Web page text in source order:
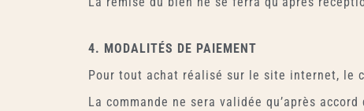
4. MODALITÉS DE PAIEMENT
Pour tout achat réalisé sur le site internet, le
La commande ne sera validée qu’après